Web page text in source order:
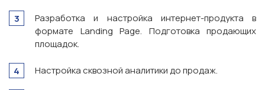
Разработка и настройка интернет-продукта в
формате Landing Page. Подготовка продающих
площадок.
Настройка сквозной аналитики до продаж.